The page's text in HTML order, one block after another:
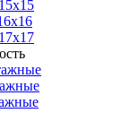
15х15
17х17